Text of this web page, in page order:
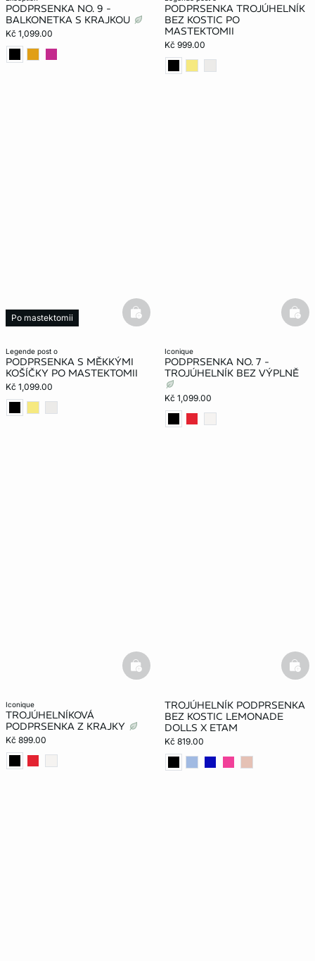
PODPRSENKA NO. 9 -
BALKONETKA S KRAJKOU
Kč 1,099.00
PODPRSENKA TROJÚHELNÍK
BEZ KOSTIC PO
MASTEKTOMII
Kč 999.00
legende post o
PODPRSENKA S MĚKKÝMI
KOŠÍČKY PO MASTEKTOMII
Kč 1,099.00
Po mastektomii basketfull
iconique
PODPRSENKA NO. 7 -
TROJÚHELNÍK BEZ VÝPLNĚ
Kč 1,099.00
iconique
TROJÚHELNÍKOVÁ
PODPRSENKA Z KRAJKY
Kč 899.00
basketfull
TROJÚHELNÍK PODPRSENKA
BEZ KOSTIC LEMONADE
DOLLS X ETAM
Kč 819.00